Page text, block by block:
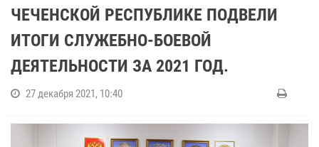
ЧЕЧЕНСКОЙ РЕСПУБЛИКЕ ПОДВЕЛИ
ИТОГИ СЛУЖЕБНО-БОЕВОЙ
ДЕЯТЕЛЬНОСТИ ЗА 2021 ГОД.
27 декабря 2021, 10:40